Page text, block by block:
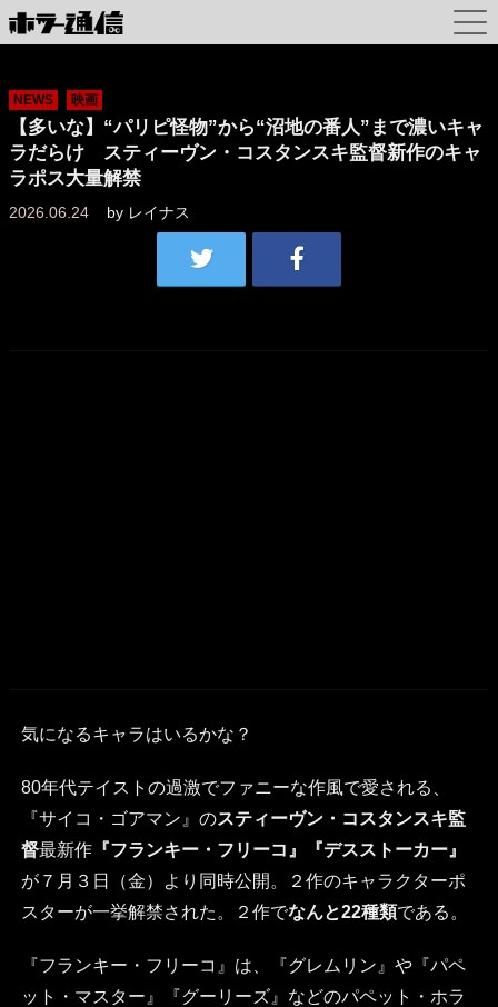
NEWS 映画
【多いな】“パリピ怪物”から“沼地の番人”まで濃いキャ
ラだらけ スティーヴン・コスタンスキ監督新作のキャ
ラポス大量解禁
2026.06.24 by レイナス
気になるキャラはいるかな？
80年代テイストの過激でファニーな作風で愛される、
『サイコ・ゴアマン』のスティーヴン・コスタンスキ監
督最新作『フランキー・フリーコ』『デスストーカー』
が７月３日（金）より同時公開。２作のキャラクターポ
スターが一挙解禁された。２作でなんと22種類である。
『フランキー・フリーコ』は、『グレムリン』や『パペ
ット・マスター』『グーリーズ』などのパペット・ホラ